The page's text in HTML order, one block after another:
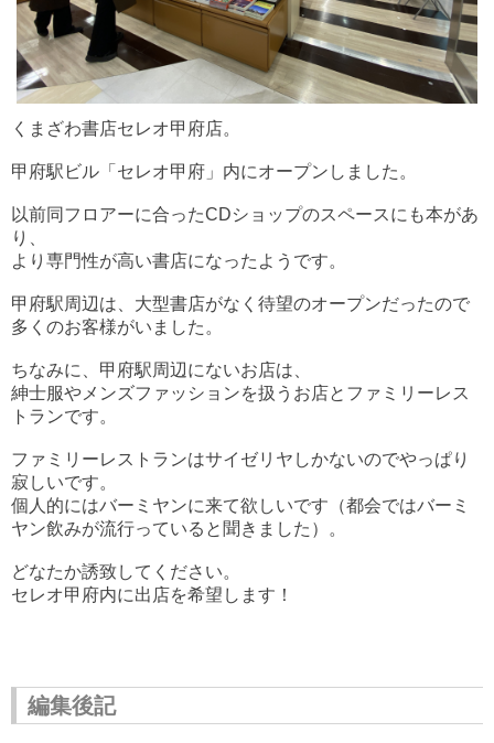
くまざわ書店セレオ甲府店。
甲府駅ビル「セレオ甲府」内にオープンしました。
以前同フロアーに合ったCDショップのスペースにも本があ
り、
より専門性が高い書店になったようです。
甲府駅周辺は、大型書店がなく待望のオープンだったので
多くのお客様がいました。
ちなみに、甲府駅周辺にないお店は、
紳士服やメンズファッションを扱うお店とファミリーレス
トランです。
ファミリーレストランはサイゼリヤしかないのでやっぱり
寂しいです。
個人的にはバーミヤンに来て欲しいです（都会ではバーミ
ヤン飲みが流行っていると聞きました）。
どなたか誘致してください。
セレオ甲府内に出店を希望します！
編集後記